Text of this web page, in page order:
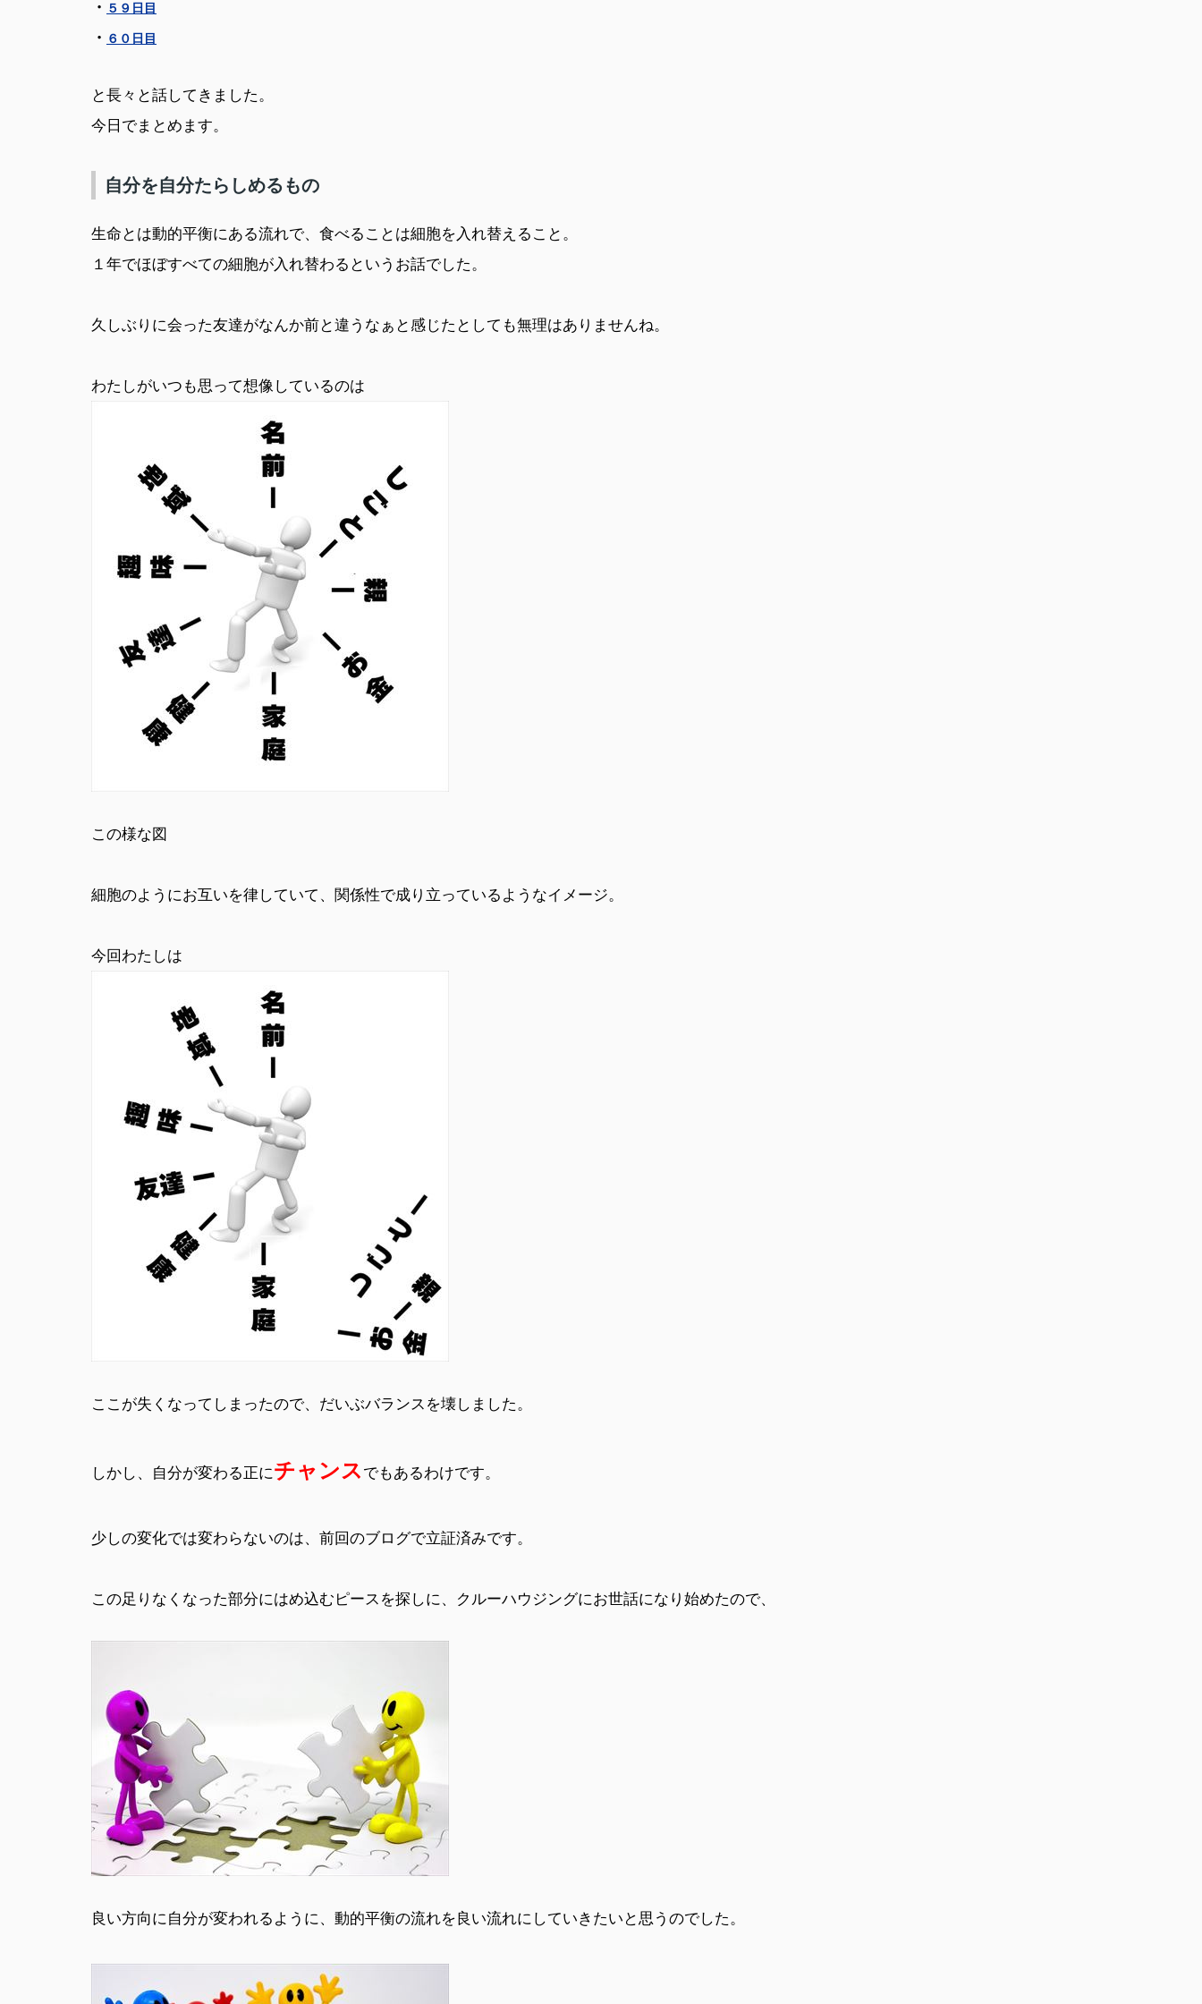
・ ５９日目
・ ６０日目
と長々と話してきました。
今日でまとめます。
自分を自分たらしめるもの
生命とは動的平衡にある流れで、食べることは細胞を入れ替えること。
１年でほぼすべての細胞が入れ替わるというお話でした。
久しぶりに会った友達がなんか前と違うなぁと感じたとしても無理はありませんね。
わたしがいつも思って想像しているのは
この様な図
細胞のようにお互いを律していて、関係性で成り立っているようなイメージ。
今回わたしは
ここが失くなってしまったので、だいぶバランスを壊しました。
しかし、自分が変わる正にチャンス でもあるわけです。
少しの変化では変わらないのは、前回のブログで立証済みです。
この足りなくなった部分にはめ込むピースを探しに、クルーハウジングにお世話になり始めたので、
良い方向に自分が変われるように、動的平衡の流れを良い流れにしていきたいと思うのでした。